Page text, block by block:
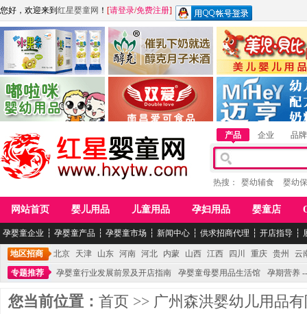
您好，欢迎来到 红星婴童网 ！ [请登录/免费注册]
江西麦嘟嘟食品有限公司
青岛嘟啦咪婴幼儿用品公司
江西醇之客月子米酒 惠州市美儿婴儿用品
湖南迈亨母婴用品有限
产品 企业 品牌
热搜： 婴幼辅食 婴幼
网站首页 婴儿用品 儿童用品 孕妇用品 婴童店
孕婴童企业 ┆ 孕婴童产品 ┆ 孕婴童市场 ┆ 新闻中心 ┆ 供求招商代理 ┆ 开店指导 ┆
地区招商 北京 天津 山东 河南 河北 内蒙 山西 江西 四川 重庆 贵州
云
专题推荐
孕婴童行业发展前景及开店指南 孕婴童母婴用品生活馆 孕期营养
您当前位置： 首页 >> 广州森洪婴幼儿用品